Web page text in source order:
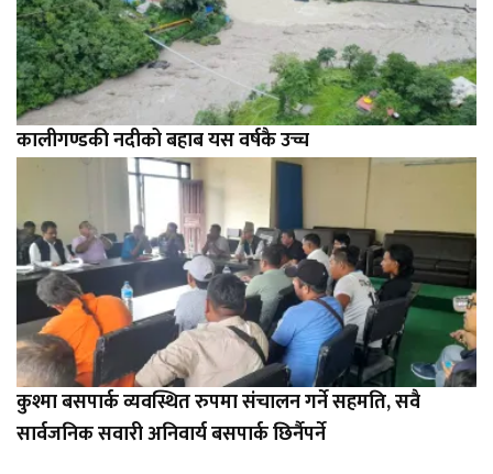
कालीगण्डकी नदीको बहाब यस वर्षकै उच्च
कुश्मा बसपार्क व्यवस्थित रुपमा संचालन गर्ने सहमति, सवै
सार्वजनिक सवारी अनिवार्य बसपार्क छिर्नैपर्ने